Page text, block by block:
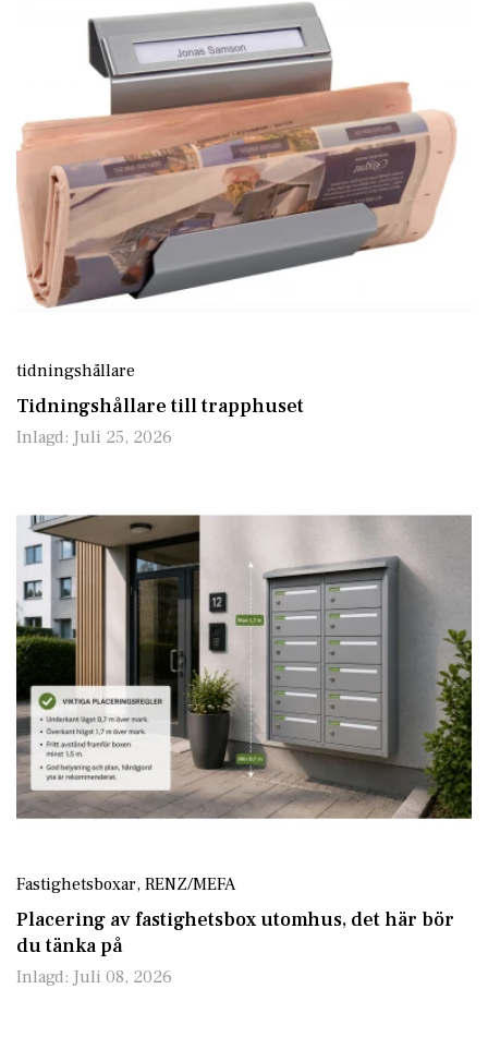
tidningshållare
Tidningshållare till trapphuset
Inlagd: Juli 25, 2026
Fastighetsboxar, RENZ/MEFA
Placering av fastighetsbox utomhus, det här bör
du tänka på
Inlagd: Juli 08, 2026